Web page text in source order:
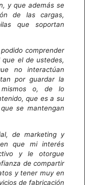
y que además se
de las cargas,
que soportan
comprender
el de ustedes,
no interactúan
por guardar la
mismos o, de lo
que es a su
se mantengan
de marketing y
que mi interés
y le otorgue
de compartir
y tener muy en
de fabricación